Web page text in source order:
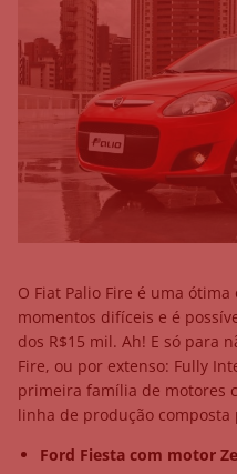
O Fiat Palio Fire é uma
momentos difíceis e é
dos R$15 mil. Ah! E só para
Fire, ou por extenso: Fully
primeira família de motores
linha de produção composta
Ford Fiesta com motor